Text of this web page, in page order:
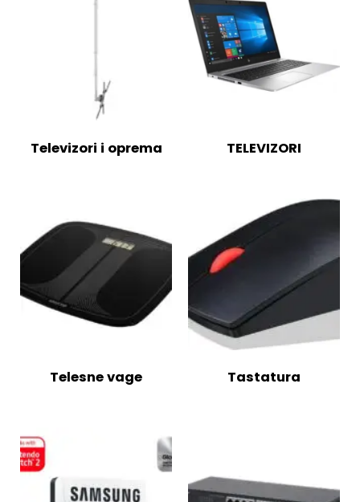
Televizori i oprema TELEVIZORI
Telesne vage Tastatura